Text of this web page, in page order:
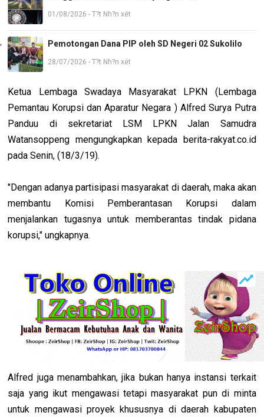
01/08/2026 - T?t Nh?n xét
Pemotongan Dana PIP oleh SD Negeri 02 Sukolilo
28/07/2026 - T?t Nh?n xét
Ketua Lembaga Swadaya Masyarakat LPKN (Lembaga
Pemantau Korupsi dan Aparatur Negara ) Alfred Surya Putra
Panduu di sekretariat LSM LPKN Jalan Samudra
Watansoppeng mengungkapkan kepada berita-rakyat.co.id
pada Senin, (18/3/19).
"Dengan adanya partisipasi masyarakat di daerah, maka akan
membantu Komisi Pemberantasan Korupsi dalam
menjalankan tugasnya untuk memberantas tindak pidana
korupsi," ungkapnya.
Alfred juga menambahkan, jika bukan hanya instansi terkait
saja yang ikut mengawasi tetapi masyarakat pun di minta
untuk mengawasi proyek khususnya di daerah kabupaten